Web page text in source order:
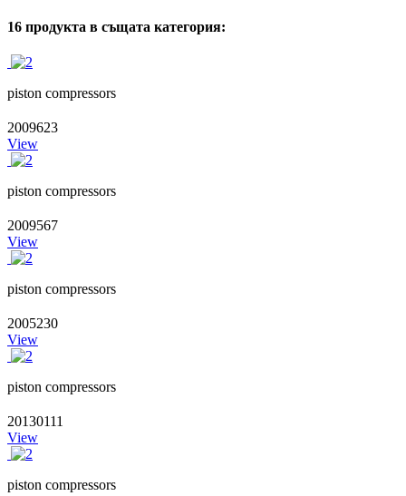
16 продукта в същата категория:
piston compressors
2009623
View
piston compressors
2009567
View
piston compressors
2005230
View
piston compressors
20130111
View
piston compressors